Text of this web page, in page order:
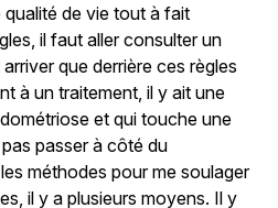
de vie tout à fait
il faut aller consulter un
que derrière ces règles
à un traitement, il y ait une
et qui touche une
passer à côté du
méthodes pour me soulager
il y a plusieurs moyens. Il y